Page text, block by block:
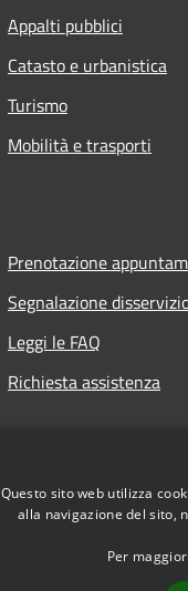
Appalti pubblici
Catasto e urbanistica
Turismo
Mobilità e trasporti
Prenotazione
Segnalazione
Leggi le FAQ
Richiesta assistenza
Questo sito web utilizza
alla navigazione del sito,
Per